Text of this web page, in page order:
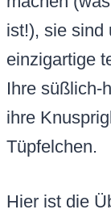
ist!), sie sind
einzigartige
Ihre süßlich-
ihre
Tüpfelchen.
Hier ist die